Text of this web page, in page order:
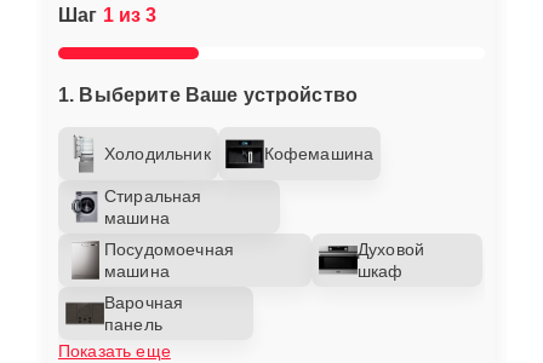
Шаг 1 из 3
1. Выберите Ваше устройство
Холодильник Кофемашина
Стиральная
машина
Посудомоечная
машина
Духовой
шкаф
Варочная
панель
Показать еще